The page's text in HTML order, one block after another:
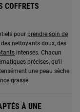
COFFRETS
pour prendre soin de
des nettoyants doux, des
intenses. Chacun
précises, qu’il
une peau sèche
grasse.
À UNE